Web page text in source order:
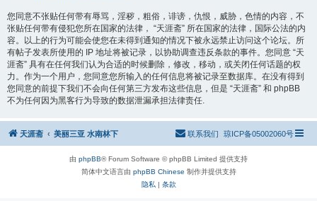
您同意不张贴任何带有辱骂，淫秽，粗俗，诽谤，仇恨，威胁，色情的内容，不
张贴任何带有侵犯您所在国家的法律， “天涯斋” 所在国家的法律，国际公法的内
容。以上的行为可能会使您在未得到通知的情况下被永远禁止访问这个论坛。所
有帖子发表所使用的 IP 地址将被记录，以协助调查违反条款的事件。您同意 “天
涯斋” 具有在任何我们认为合适的时候删除，修改，移动，或关闭任何话题的权
力。作为一个用户，您同意您所输入的任何信息将被记录至数据库。在没有得到
您同意的前提下我们不会向任何第三方发布这些信息，但是 “天涯斋” 和 phpBB
不为任何因为黑客行为导致的数据泄漏承担法律责任.
天涯斋 美丽三亚 水南林下 琼ICP备05002060号
联系我们
由 phpBB® Forum Software © phpBB Limited 提供支持
简体中文语言由 phpBB Chinese 制作并提供支持
隐私 | 条款